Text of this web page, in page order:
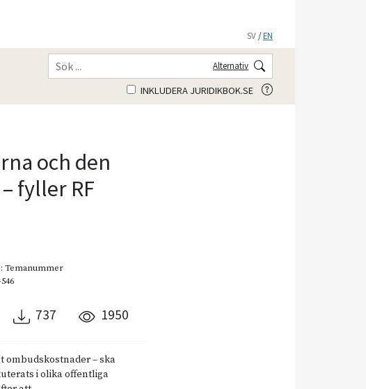
SV /EN
Alternativ
INKLUDERA JURIDIKBOK.SE
och den
fyller RF
Temanummer
737 1950
ombudskostnader – ska
i olika offentliga